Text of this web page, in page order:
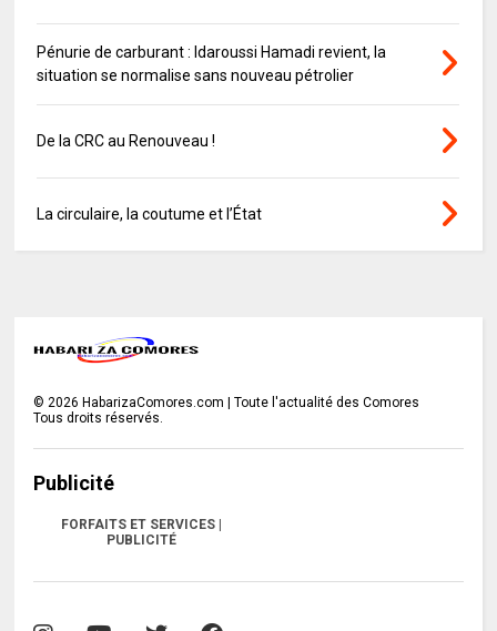
Pénurie de carburant : Idaroussi Hamadi revient, la
situation se normalise sans nouveau pétrolier
De la CRC au Renouveau !
La circulaire, la coutume et l’État
©2026 HabarizaComores.com | Toute l'actualité des Comores
Tous droits réservés.
Publicité
FORFAITS ET SERVICES |
PUBLICITÉ